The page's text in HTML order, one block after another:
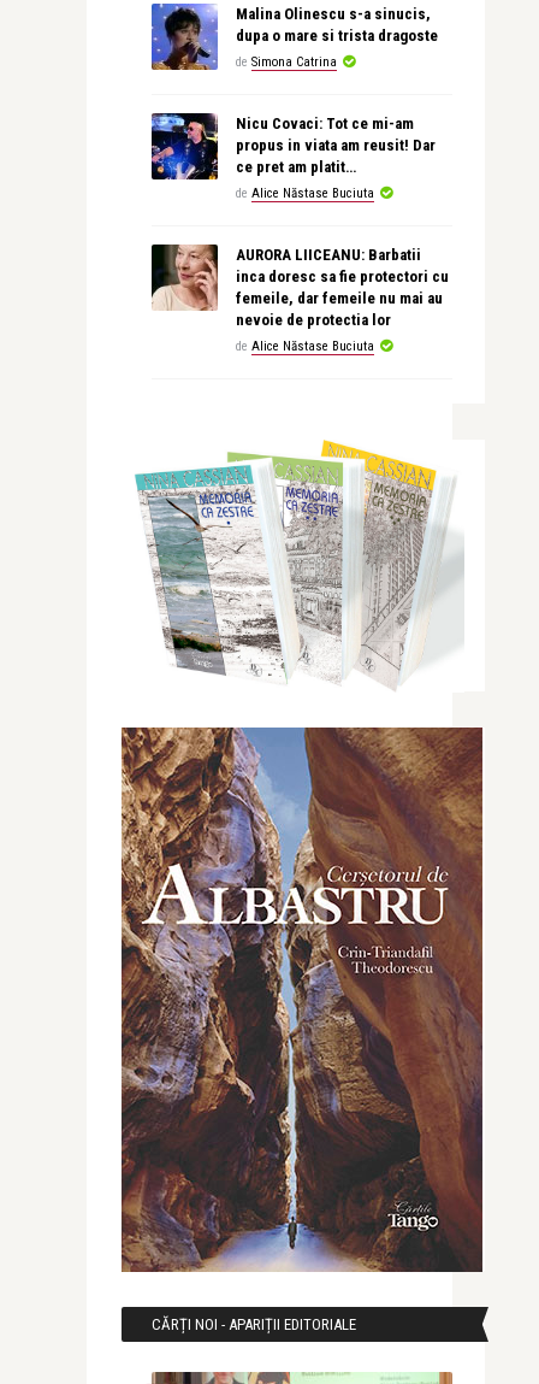
Malina Olinescu s-a sinucis,
dupa o mare si trista dragoste
de Simona Catrina
Nicu Covaci: Tot ce mi-am
propus in viata am reusit! Dar
ce pret am platit…
de Alice Năstase Buciuta
AURORA LIICEANU: Barbatii
inca doresc sa fie protectori cu
femeile, dar femeile nu mai au
nevoie de protectia lor
de Alice Năstase Buciuta
CĂRȚI NOI - APARIȚII EDITORIALE